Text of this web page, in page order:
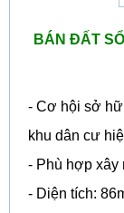
BÁN ĐẤT
- Cơ hội sở
khu dân cư
- Phù hợp xây
- Diện tích: